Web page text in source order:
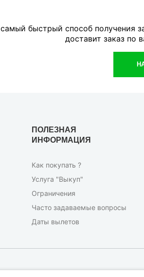
быстрый способ получения
доставит заказ по
ПОЛЕЗНАЯ
ИНФОРМАЦИЯ
Как покупать ?
Услуга "Выкуп"
Ограничения
Часто задаваемые вопросы
Даты вылетов